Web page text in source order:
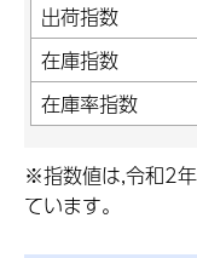
出荷指数
在庫指数
在庫率指数
※指数値は,令和2
ています。